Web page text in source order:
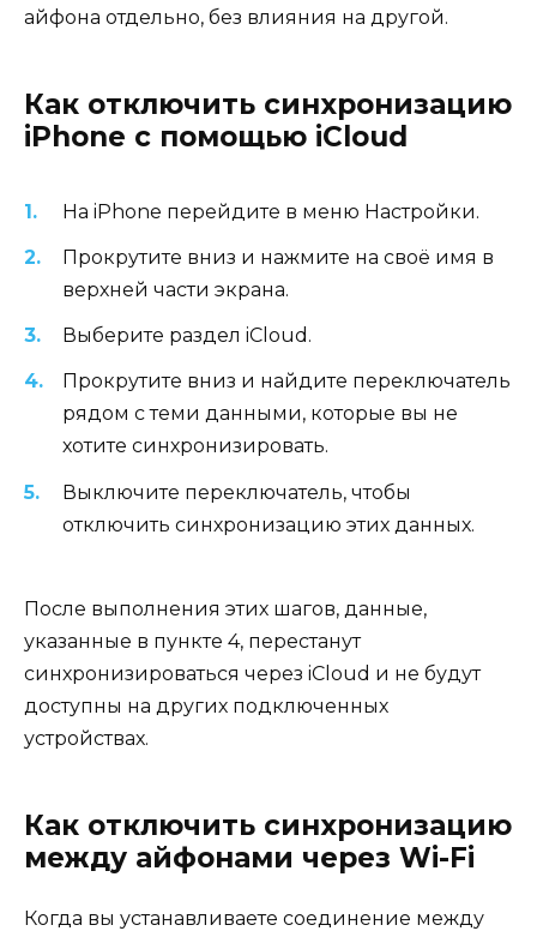
айфона отдельно, без влияния на другой.
Как отключить синхронизацию
iPhone с помощью iCloud
На iPhone перейдите в меню Настройки.
Прокрутите вниз и нажмите на своё имя в
верхней части экрана.
Выберите раздел iCloud.
Прокрутите вниз и найдите переключатель
рядом с теми данными, которые вы не
хотите синхронизировать.
Выключите переключатель, чтобы
отключить синхронизацию этих данных.
После выполнения этих шагов, данные,
указанные в пункте 4, перестанут
синхронизироваться через iCloud и не будут
доступны на других подключенных
устройствах.
Как отключить синхронизацию
между айфонами через Wi-Fi
Когда вы устанавливаете соединение между